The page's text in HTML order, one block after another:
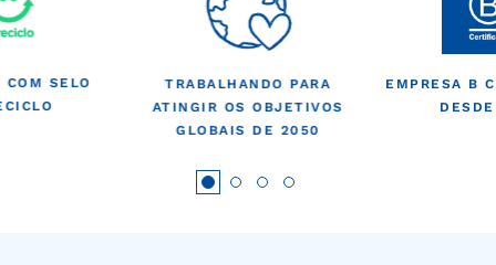
COM SELO
TRABALHANDO PARA
ATINGIR OS OBJETIVOS
GLOBAIS DE 2050
EMPRESA B